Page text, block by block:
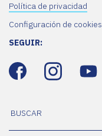
Política de privacidad
Configuración de cookies
SEGUIR: